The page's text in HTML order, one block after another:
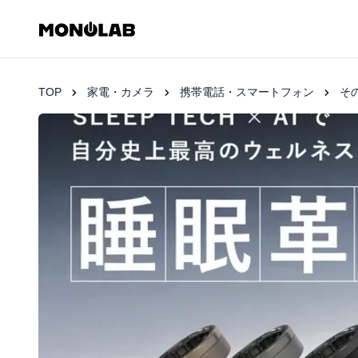
TOP 家電・カメラ 携帯電話・スマートフォン そ